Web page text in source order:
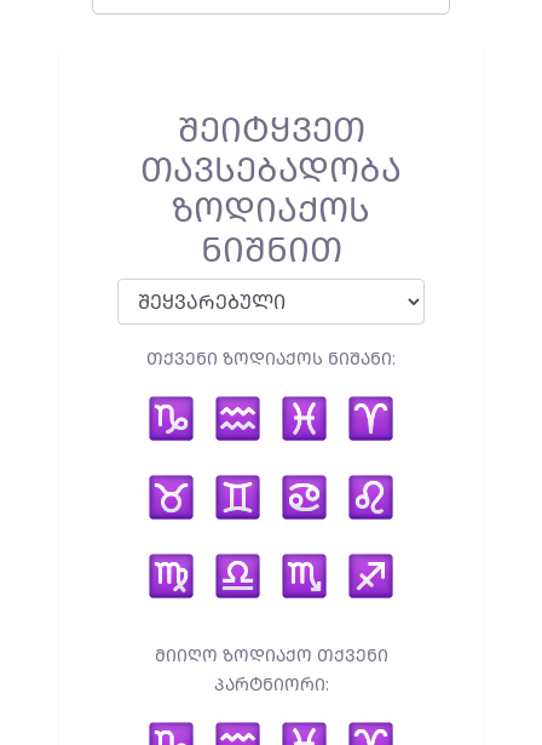
ᲨᲔᲘᲢᲧᲕᲔᲗ
ᲗᲐᲕᲡᲔᲑᲐᲓᲝᲑᲐ
ᲖᲝᲓᲘᲐᲥᲝᲡ
ᲜᲘᲨᲜᲘᲗ
ᲗᲥᲕᲔᲜᲘ ᲖᲝᲓᲘᲐᲥᲝᲡ ᲜᲘᲨᲐᲜᲘ:
ᲛᲘᲘᲦᲝ ᲖᲝᲓᲘᲐᲥᲝ ᲗᲥᲕᲔᲜᲘ
ᲞᲐᲠᲢᲜᲘᲝᲠᲘ: